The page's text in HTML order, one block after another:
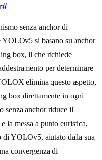
#
senza anchor di
si basano su anchor
box, il che richiede
per determinare
elimina questo aspetto,
box direttamente in ogni
senza anchor riduce il
la messa a punto euristica,
di YOLOv5, aiutato dalla sua
convergenza di